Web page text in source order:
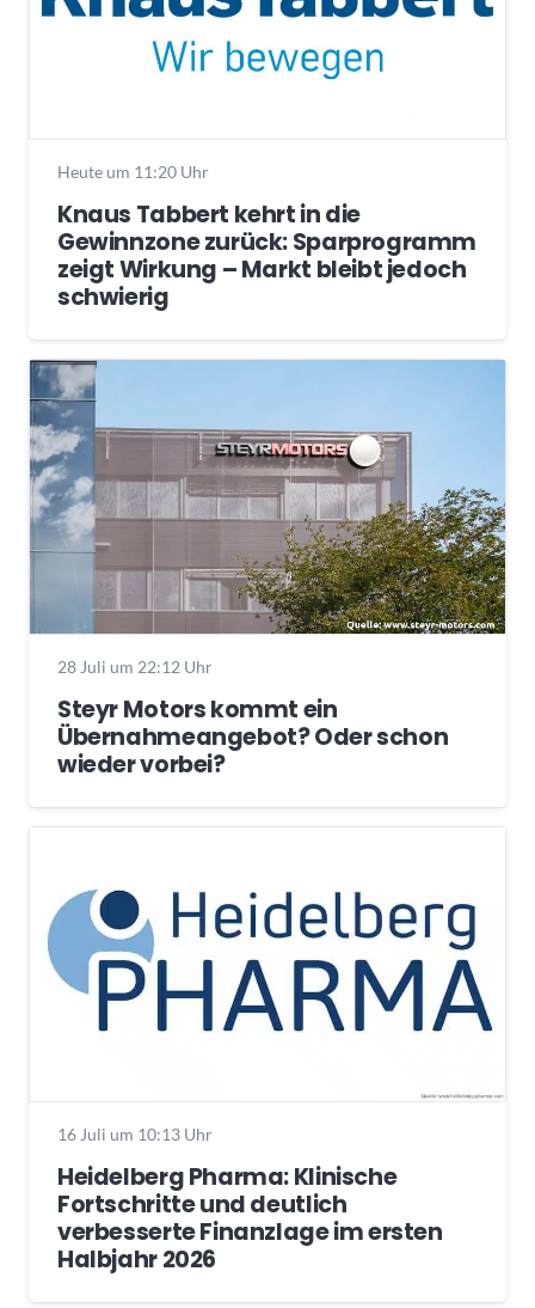
Heute um 11:20 Uhr
Knaus Tabbert kehrt in die
Gewinnzone zurück: Sparprogramm
zeigt Wirkung – Markt bleibt jedoch
schwierig
28 Juli um 22:12 Uhr
Steyr Motors kommt ein
Übernahmeangebot? Oder schon
wieder vorbei?
16 Juli um 10:13 Uhr
Heidelberg Pharma: Klinische
Fortschritte und deutlich
verbesserte Finanzlage im ersten
Halbjahr 2026